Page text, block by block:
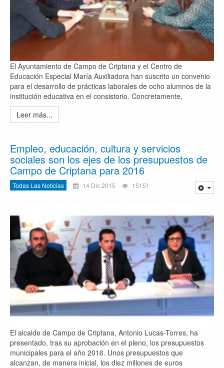
El Ayuntamiento de Campo de Criptana y el Centro de
Educación Especial María Auxiliadora han suscrito un convenio
para el desarrollo de prácticas laborales de ocho alumnos de la
institución educativa en el consistorio. Concretamente,
Leer más...
Empleo, educación, cultura y servicios
sociales son los ejes de los presupuestos de
Campo de Criptana para 2016
Todas Las Noticias 14 Dic 2015 15151
El alcalde de Campo de Criptana, Antonio Lucas-Torres, ha
presentado, tras su aprobación en el pleno, los presupuestos
municipales para el año 2016. Unos presupuestos que
alcanzan, de manera inicial, los diez millones de euros